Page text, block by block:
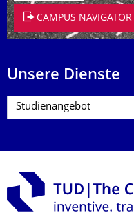
CAMPUS NAVIGATOR
Unsere Dienste